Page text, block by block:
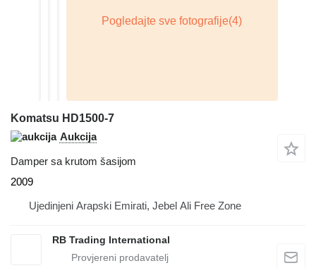
Komatsu HD1500-7
Aukcija
Damper sa krutom šasijom
2009
Ujedinjeni Arapski Emirati, Jebel Ali Free Zone
RB Trading International